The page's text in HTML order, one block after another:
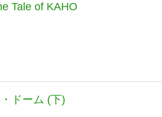
Tale of KAHO
ドーム (下)